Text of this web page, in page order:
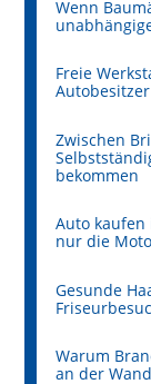
Wenn
Freie
Zwischen
bekommen
Auto
nur die
Gesunde
Warum
an der Wand